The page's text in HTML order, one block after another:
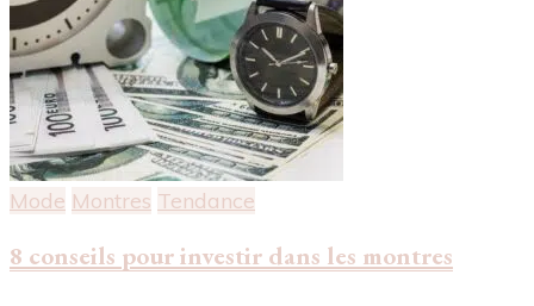
Mode Montres Tendance
8 conseils pour investir dans les montres